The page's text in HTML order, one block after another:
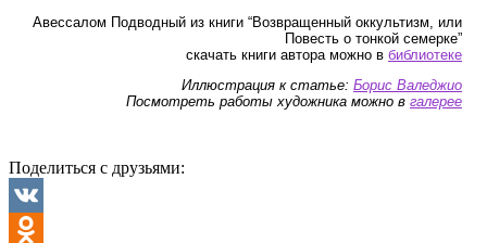
Авессалом Подводный из книги “Возвращенный оккультизм, или
Повесть о тонкой семерке”
скачать книги автора можно в библиотеке
Иллюстрация к статье: Борис Валеджио
Посмотреть работы художника можно в галерее
Поделиться с друзьями:
VK